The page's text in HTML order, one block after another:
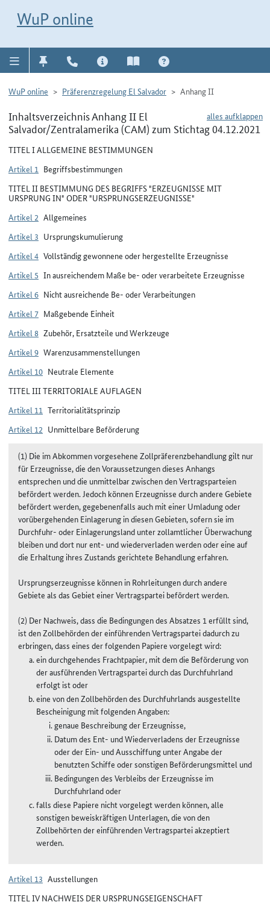
WuP online
WuP online Präferenzregelung El Salvador Anhang II
alles aufklappen
Inhaltsverzeichnis Anhang II El
Salvador/Zentralamerika (CAM) zum Stichtag 04.12.2021
TITEL I ALLGEMEINE BESTIMMUNGEN
Artikel 1 Begriffsbestimmungen
TITEL II BESTIMMUNG DES BEGRIFFS "ERZEUGNISSE MIT
URSPRUNG IN" ODER "URSPRUNGSERZEUGNISSE"
Artikel 2 Allgemeines
Artikel 3 Ursprungskumulierung
Artikel 4 Vollständig gewonnene oder hergestellte Erzeugnisse
Artikel 5 In ausreichendem Maße be- oder verarbeitete Erzeugnisse
Artikel 6 Nicht ausreichende Be- oder Verarbeitungen
Artikel 7 Maßgebende Einheit
Artikel 8 Zubehör, Ersatzteile und Werkzeuge
Artikel 9 Warenzusammenstellungen
Artikel 10 Neutrale Elemente
TITEL III TERRITORIALE AUFLAGEN
Artikel 11 Territorialitätsprinzip
Artikel 12 Unmittelbare Beförderung
(1) Die im Abkommen vorgesehene Zollpräferenzbehandlung gilt nur
für Erzeugnisse, die den Voraussetzungen dieses Anhangs
entsprechen und die unmittelbar zwischen den Vertragsparteien
befördert werden. Jedoch können Erzeugnisse durch andere Gebiete
befördert werden, gegebenenfalls auch mit einer Umladung oder
vorübergehenden Einlagerung in diesen Gebieten, sofern sie im
Durchfuhr- oder Einlagerungsland unter zollamtlicher Überwachung
bleiben und dort nur ent- und wiederverladen werden oder eine auf
die Erhaltung ihres Zustands gerichtete Behandlung erfahren.
Ursprungserzeugnisse können in Rohrleitungen durch andere
Gebiete als das Gebiet einer Vertragspartei befördert werden.
(2) Der Nachweis, dass die Bedingungen des Absatzes 1 erfüllt sind,
ist den Zollbehörden der einführenden Vertragspartei dadurch zu
erbringen, dass eines der folgenden Papiere vorgelegt wird:
ein durchgehendes Frachtpapier, mit dem die Beförderung von
der ausführenden Vertragspartei durch das Durchfuhrland
erfolgt ist oder
eine von den Zollbehörden des Durchfuhrlands ausgestellte
Bescheinigung mit folgenden Angaben:
genaue Beschreibung der Erzeugnisse,
Datum des Ent- und Wiederverladens der Erzeugnisse
oder der Ein- und Ausschiffung unter Angabe der
benutzten Schiffe oder sonstigen Beförderungsmittel und
Bedingungen des Verbleibs der Erzeugnisse im
Durchfuhrland oder
falls diese Papiere nicht vorgelegt werden können, alle
sonstigen beweiskräftigen Unterlagen, die von den
Zollbehörten der einführenden Vertragspartei akzeptiert
werden.
Artikel 13 Ausstellungen
TITEL IV NACHWEIS DER URSPRUNGSEIGENSCHAFT